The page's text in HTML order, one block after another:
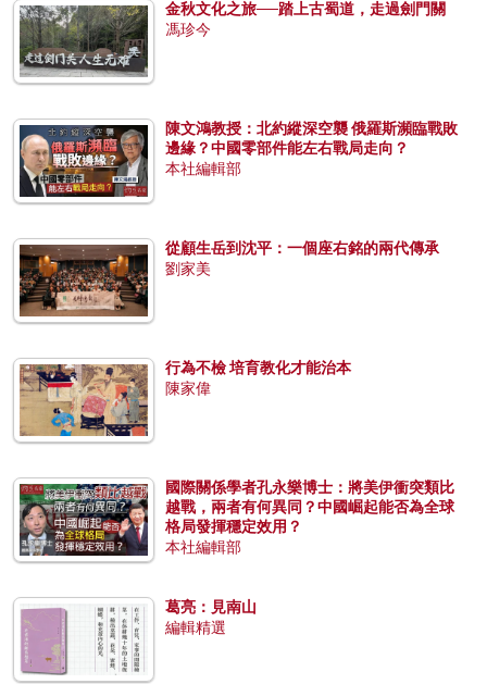
金秋文化之旅──踏上古蜀道，走過劍門關
馮珍今
陳文鴻教授：北約縱深空襲 俄羅斯瀕臨戰敗
邊緣？中國零部件能左右戰局走向？
本社編輯部
從顧生岳到沈平：一個座右銘的兩代傳承
劉家美
行為不檢 培育教化才能治本
陳家偉
國際關係學者孔永樂博士：將美伊衝突類比
越戰，兩者有何異同？中國崛起能否為全球
格局發揮穩定效用？
本社編輯部
葛亮：見南山
編輯精選